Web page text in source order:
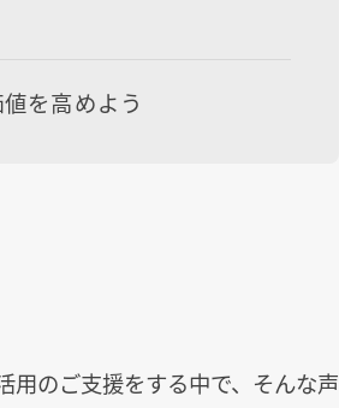
を高めよう
用のご支援をする中で、そんな声